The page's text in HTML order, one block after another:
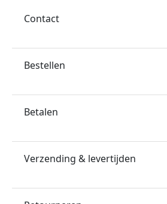
Contact
Bestellen
Betalen
Verzending & levertijden